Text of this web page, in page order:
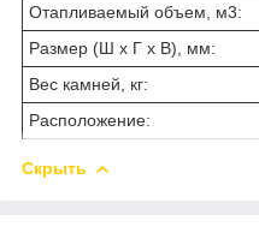
Отапливаемый объем, м3:
Размер (Ш x Г x В), мм:
Вес камней, кг:
Расположение:
Скрыть